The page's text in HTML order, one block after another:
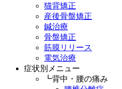
猫背矯正
産後骨盤矯正
鍼治療
骨盤矯正
筋膜リリース
電気治療
症状別メニュー
┗背中・腰の痛み